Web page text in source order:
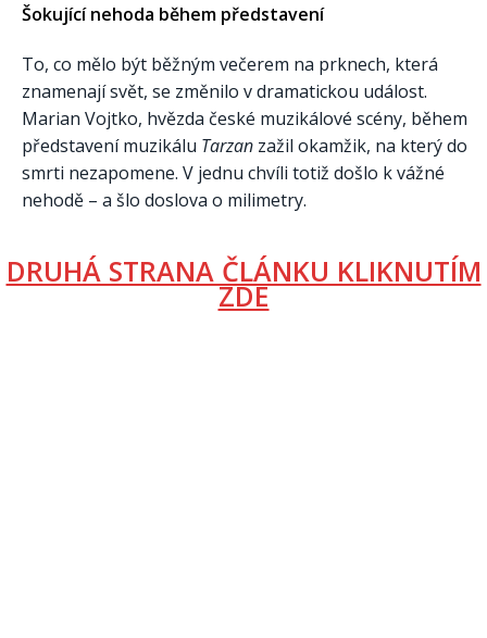
Šokující nehoda během představení
To, co mělo být běžným večerem na prknech, která
znamenají svět, se změnilo v dramatickou událost.
Marian Vojtko, hvězda české muzikálové scény, během
představení muzikálu Tarzan zažil okamžik, na který do
smrti nezapomene. V jednu chvíli totiž došlo k vážné
nehodě – a šlo doslova o milimetry.
DRUHÁ STRANA ČLÁNKU KLIKNUTÍM
ZDE